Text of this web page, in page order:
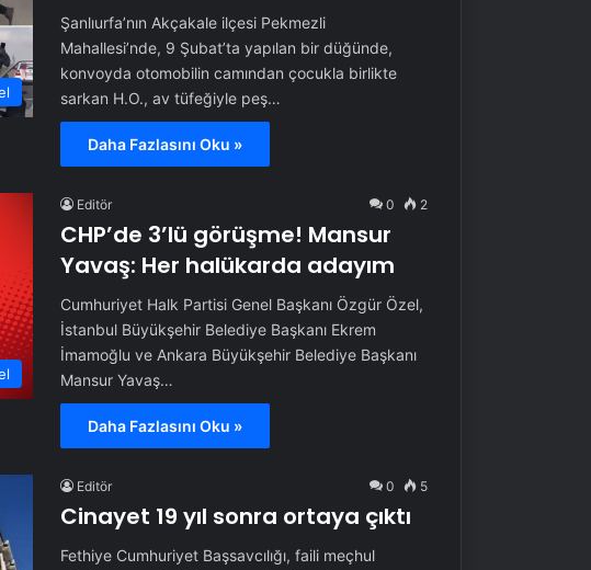
Şanlıurfa’nın Akçakale ilçesi Pekmezli
Mahallesi’nde, 9 Şubat’ta yapılan bir düğünde,
konvoyda otomobilin camından çocukla birlikte
sarkan H.O., av tüfeğiyle peş…
Daha Fazlasını Oku »
Editör 0 2
CHP’de 3’lü görüşme! Mansur
Yavaş: Her halükarda adayım
Cumhuriyet Halk Partisi Genel Başkanı Özgür Özel,
İstanbul Büyükşehir Belediye Başkanı Ekrem
İmamoğlu ve Ankara Büyükşehir Belediye Başkanı
Mansur Yavaş…
Daha Fazlasını Oku »
Editör 0 5
Cinayet 19 yıl sonra ortaya çıktı
Fethiye Cumhuriyet Başsavcılığı, faili meçhul